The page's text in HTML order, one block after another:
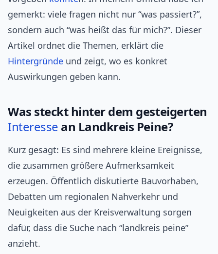
gemerkt: viele fragen nicht nur “was passiert?”,
sondern auch “was heißt das für mich?”. Dieser
Artikel ordnet die Themen, erklärt die
Hintergründe und zeigt, wo es konkret
Auswirkungen geben kann.
Was steckt hinter dem gesteigerten
Interesse an Landkreis Peine?
Kurz gesagt: Es sind mehrere kleine Ereignisse,
die zusammen größere Aufmerksamkeit
erzeugen. Öffentlich diskutierte Bauvorhaben,
Debatten um regionalen Nahverkehr und
Neuigkeiten aus der Kreisverwaltung sorgen
dafür, dass die Suche nach “landkreis peine”
anzieht.